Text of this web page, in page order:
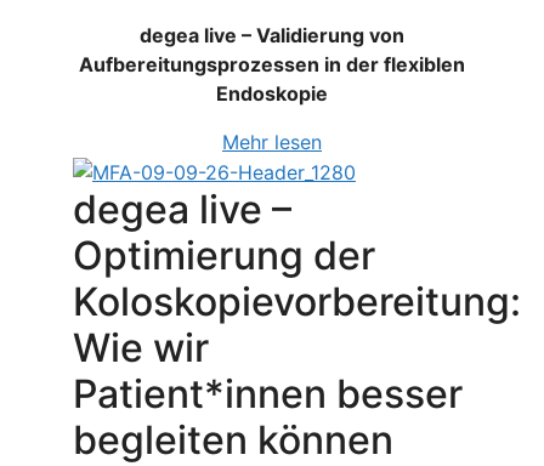
degea live – Validierung von
Aufbereitungsprozessen in der flexiblen
Endoskopie
Mehr lesen
degea live –
Optimierung der
Koloskopievorbereitung:
Wie wir
Patient*innen besser
begleiten können